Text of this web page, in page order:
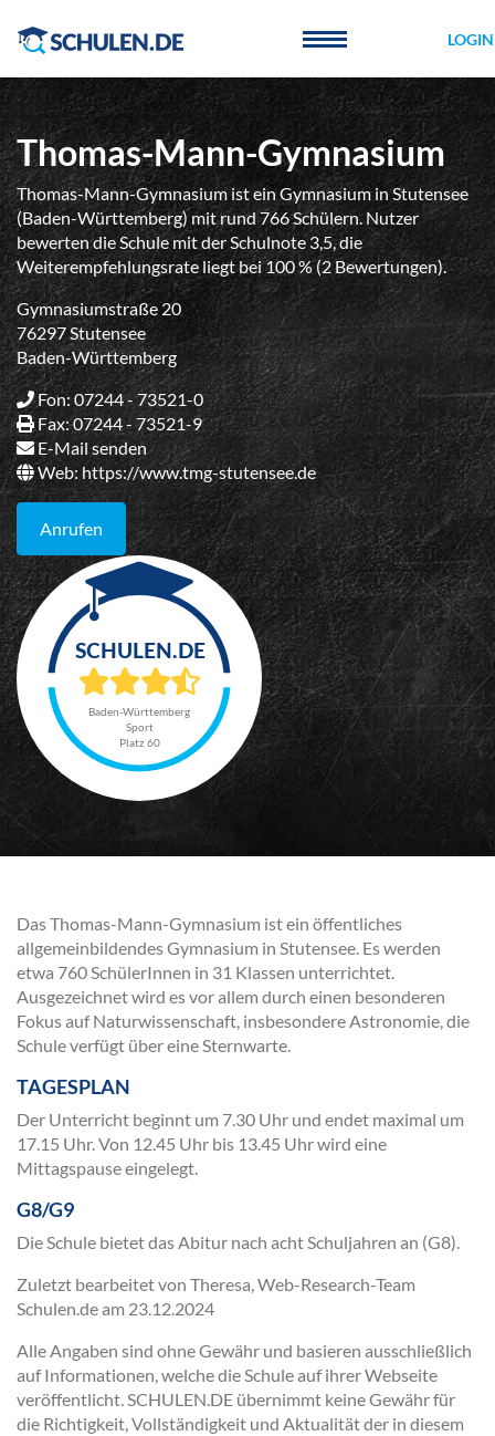
LOGIN
Thomas-Mann-Gymnasium
Thomas-Mann-Gymnasium ist ein Gymnasium in Stutensee
(Baden-Württemberg) mit rund 766 Schülern. Nutzer
bewerten die Schule mit der Schulnote 3,5, die
Weiterempfehlungsrate liegt bei 100 % (2 Bewertungen).
Gymnasiumstraße 20
76297 Stutensee
Baden-Württemberg
Fon: 07244 - 73521-0
Fax: 07244 - 73521-9
E-Mail senden
Web: https://www.tmg-stutensee.de
Anrufen
Baden-Württemberg
Sport
Platz 60
Das Thomas-Mann-Gymnasium ist ein öffentliches
allgemeinbildendes Gymnasium in Stutensee. Es werden
etwa 760 SchülerInnen in 31 Klassen unterrichtet.
Ausgezeichnet wird es vor allem durch einen besonderen
Fokus auf Naturwissenschaft, insbesondere Astronomie, die
Schule verfügt über eine Sternwarte.
TAGESPLAN
Der Unterricht beginnt um 7.30 Uhr und endet maximal um
17.15 Uhr. Von 12.45 Uhr bis 13.45 Uhr wird eine
Mittagspause eingelegt.
G8/G9
Die Schule bietet das Abitur nach acht Schuljahren an (G8).
Zuletzt bearbeitet von Theresa, Web-Research-Team
Schulen.de am 23.12.2024
Alle Angaben sind ohne Gewähr und basieren ausschließlich
auf Informationen, welche die Schule auf ihrer Webseite
veröffentlicht. SCHULEN.DE übernimmt keine Gewähr für
die Richtigkeit, Vollständigkeit und Aktualität der in diesem